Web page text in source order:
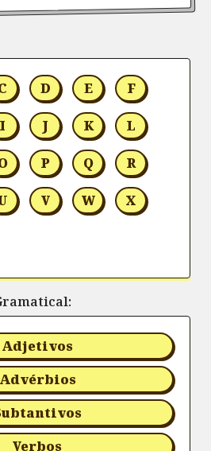
D E F
I J K L
P Q R
V W X
Adjetivos
Advérbios
Verbos